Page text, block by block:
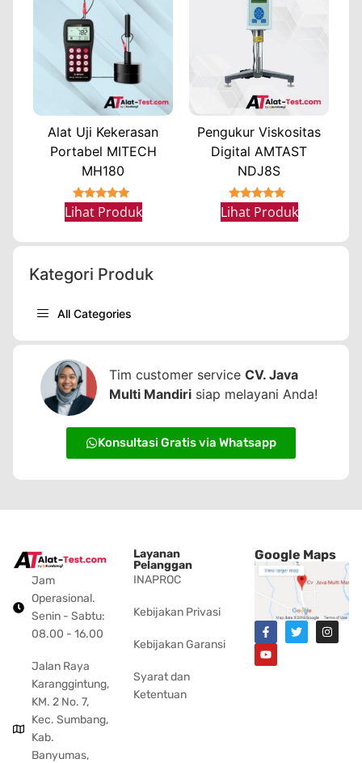
Alat Uji Kekerasan
Portabel MITECH
MH180
★★★★★
Lihat Produk
Pengukur Viskositas
Digital AMTAST
NDJ8S
★★★★★
Lihat Produk
Kategori Produk
All Categories
Tim customer service CV. Java
Multi Mandiri siap melayani Anda!
Konsultasi Gratis via Whatsapp
Jam
Operasional.
Senin - Sabtu:
08.00 - 16.00
Jalan Raya
Karanggintung,
KM. 2 No. 7,
Kec. Sumbang,
Kab.
Banyumas,
Layanan
Pelanggan
INAPROC
Kebijakan Privasi
Kebijakan Garansi
Syarat dan
Ketentuan
Google Maps